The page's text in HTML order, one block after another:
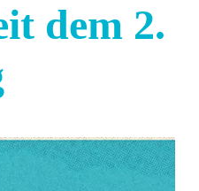
dem 2.